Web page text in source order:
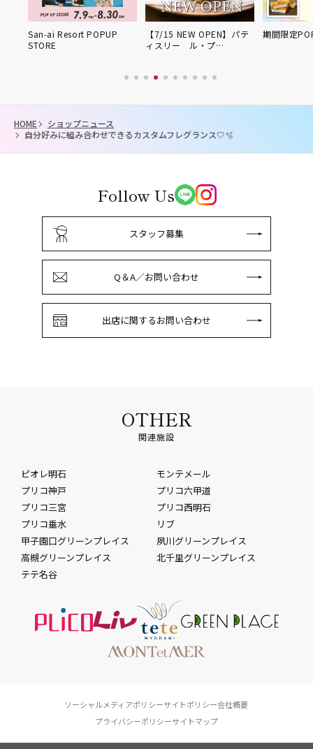
San-ai Resort POPUP
STORE
【7/15 NEW OPEN】パテ
ィスリー ル・プ…
期間限定
HOME
ショップニュース
自分好みに組み合わせできるカスタムフレグランス🤍🫧
Follow Us
スタッフ募集
Q＆A／お問い合わせ
出店に関するお問い合わせ
OTHER
関連施設
ピオレ明石
モンテメール
プリコ神戸
プリコ六甲道
プリコ三宮
プリコ西明石
プリコ垂水
リブ
甲子園口グリーンプレイス
夙川グリーンプレイス
高槻グリーンプレイス
北千里グリーンプレイス
テテ名谷
ソーシャルメディアポリシーサイトポリシー会社概要
プライバシーポリシーサイトマップ